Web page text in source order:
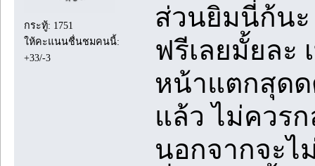
กระทู้: 1751
ให้คะแนนชื่นชมคนนี้:
+33/-3
ส่วนยิมนี่ก้น
ฟรีเลยมั้ยละ
หน้าแตกสุดด
แล้ว ไม่ควร
นอกจากจะไ